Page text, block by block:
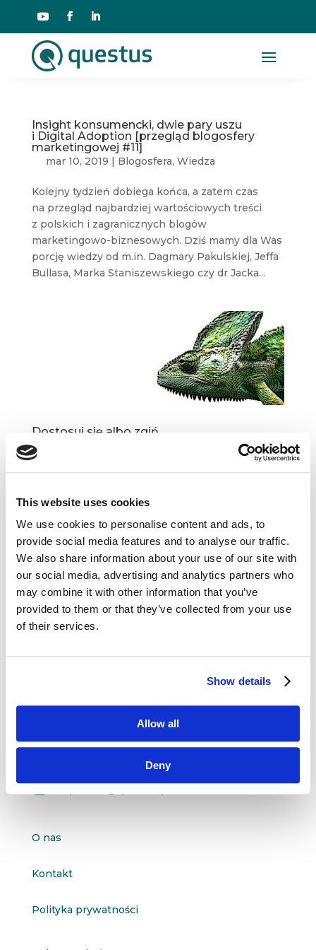
This website uses cookies
We use cookies to personalise content and ads, to
provide social media features and to analyse our traffic.
We also share information about your use of our site with
our social media, advertising and analytics partners who
may combine it with other information that you’ve
provided to them or that they’ve collected from your use
of their services.
Show details
Allow all
Deny
Insight konsumencki, dwie pary uszu
i Digital Adoption [przegląd blogosfery
marketingowej #11]
mar 10, 2019 | Blogosfera, Wiedza
Kolejny tydzień dobiega końca, a zatem czas
na przegląd najbardziej wartościowych treści
z polskich i zagranicznych blogów
marketingowo-biznesowych. Dziś mamy dla Was
porcję wiedzy od m.in. Dagmary Pakulskiej, Jeffa
Bullasa, Marka Staniszewskiego czy dr Jacka...
Dostosuj się albo zgiń
Nieoficjalne motto Google’a brzmi „jeśli nie jesteś
fucked”[1]). Truizmem jest mówić, że żyjemy
w świecie dynamicznych zmian. Niemniej coraz
rzadziej w ogóle je zauważamy. Płyniemy...
Strona 2 z 2 « 1 2

questus
ul. Organizacji WiN 83/7
91-811 Łódź

O nas
Kontakt
Polityka prywatności